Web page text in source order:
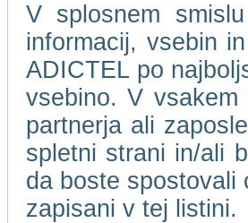
V splosnem
informacij, vsebin
ADICTEL po
vsebino. V vsakem
partnerja ali
spletni strani in/ali
da boste spostovali
zapisani v tej listini.